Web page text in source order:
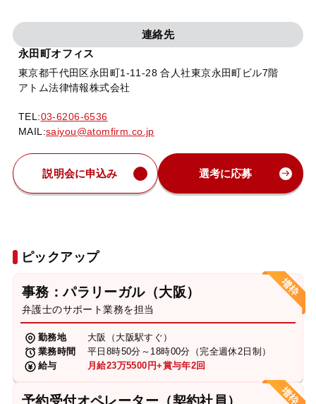
連絡先
永田町オフィス
東京都千代田区永田町1-11-28 合人社東京永田町ビル7階
アトム法律情報株式会社
TEL:03-6206-6536
MAIL:saiyou@atomfirm.co.jp
説明会に申込み 選考に応募
ピックアップ
事務：パラリーガル（大阪）
弁護士のサポート業務を担当
勤務地
大阪（大阪駅すぐ）
業務時間
平日8時50分～18時00分（完全週休2日制）
給与
月給23万5500円+賞与年2回
予約受付オペレーター（契約社員）